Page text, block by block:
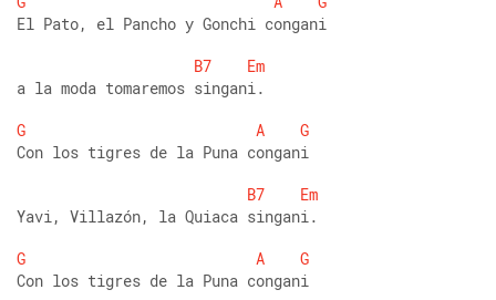
El Pato, el Pancho y Gonchi congani
B7
Em
a la moda tomaremos singani.
G
A
G
Con los tigres de la Puna congani
B7
Em
Yavi, Villazón, la Quiaca singani.
G
A
G
Con los tigres de la Puna congani